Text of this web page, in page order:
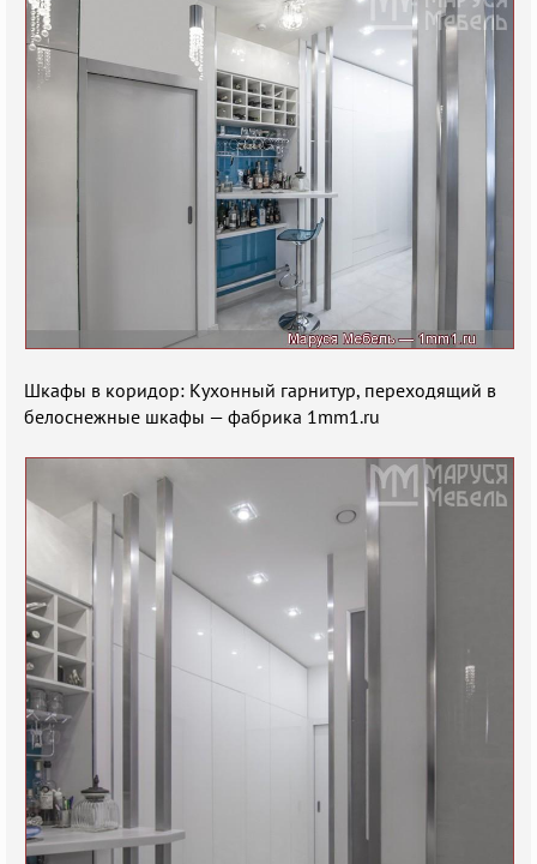
Шкафы в коридор: Кухонный гарнитур, переходящий в
белоснежные шкафы — фабрика 1mm1.ru